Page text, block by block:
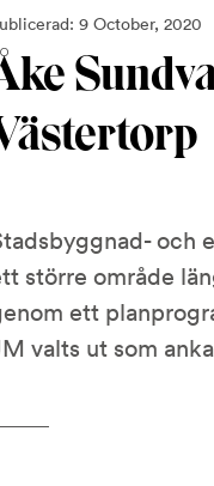
9 October, 2020
och
större område
ett
valts ut som